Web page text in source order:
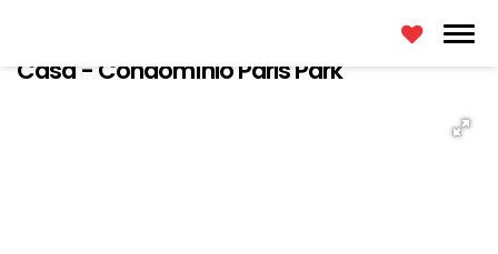
Casa - Condomínio Paris Park